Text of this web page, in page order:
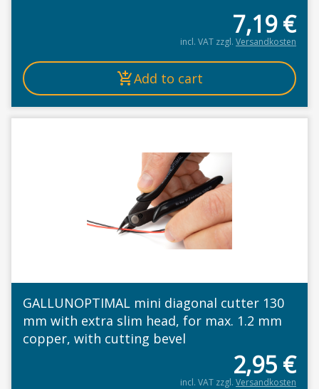
7,19€
incl. VAT zzgl. Versandkosten
Add to cart
GALLUNOPTIMAL mini diagonal cutter 130
mm with extra slim head, for max. 1.2 mm
copper, with cutting bevel
2,95 €
incl. VAT zzgl. Versandkosten